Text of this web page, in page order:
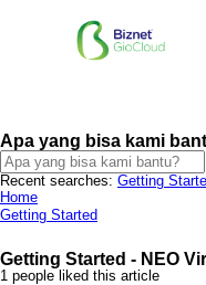
Apa yang bisa kami
Recent searches: Getting
Home
Getting Started
Getting Started - NEO
1 people liked this article